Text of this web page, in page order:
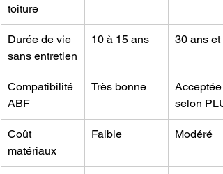
toiture
Durée de vie
sans entretien
10 à 15 ans 30 ans et
Compatibilité
ABF
Très bonne
Acceptée
selon PLU
Coût
matériaux
Faible Modéré